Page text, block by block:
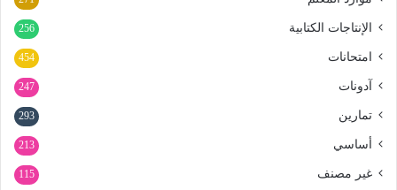
الإنتاجات الكتابية 256
امتحانات 454
آدونات 247
تمارين 293
أساسي 213
غير مصنف 115